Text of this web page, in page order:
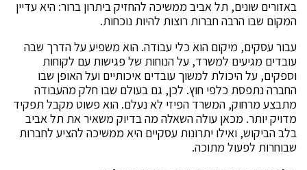
באזורים שונים, תל אביב ממשיכה להחזיק ביתרון ברור: היא עדיין
המקום שבו הרבה חברות רוצות להיות נוכחות.
עבור עסקים, מיקום הוא כלי עבודה. הוא משפיע על הדרך שבה
עובדים מגיעים למשרד, על הנוחות של פגישות עם לקוחות
וספקים, על היכולת למשוך עובדים איכותיים ועל האופן שבו
החברה נתפסת כלפי חוץ. לכן, גם בעולם שבו חלק מהעבודה
מתבצע מרחוק, המשרד הפיזי לא נעלם. הוא פשוט מקבל תפקיד
מדויק יותר. מכאן עולה השאלה מה בדיוק משאיר את תל אביב
בלב הביקוש, ואילו יתרונות עסקיים היא ממשיכה להציע לחברות
שבוחרות לפעול מתוכה.